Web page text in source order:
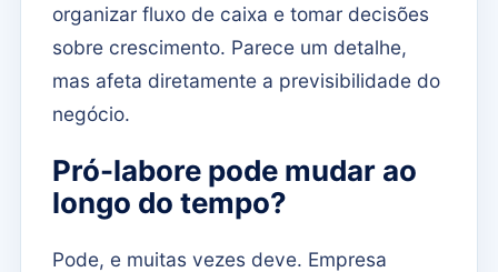
organizar fluxo de caixa e tomar decisões
sobre crescimento. Parece um detalhe,
mas afeta diretamente a previsibilidade do
negócio.
Pró-labore pode mudar ao
longo do tempo?
Pode, e muitas vezes deve. Empresa